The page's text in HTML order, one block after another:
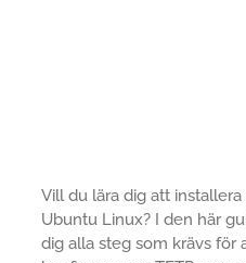
Vill du lära dig att
Ubuntu Linux? I den här
dig alla steg som krävs för